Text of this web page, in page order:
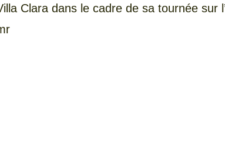
Clara dans le cadre de sa tournée sur